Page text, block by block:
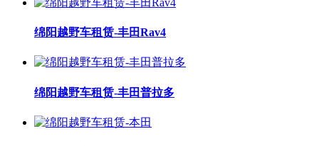
绵阳越野车租赁-丰田Rav4
绵阳越野车租赁-丰田普拉多